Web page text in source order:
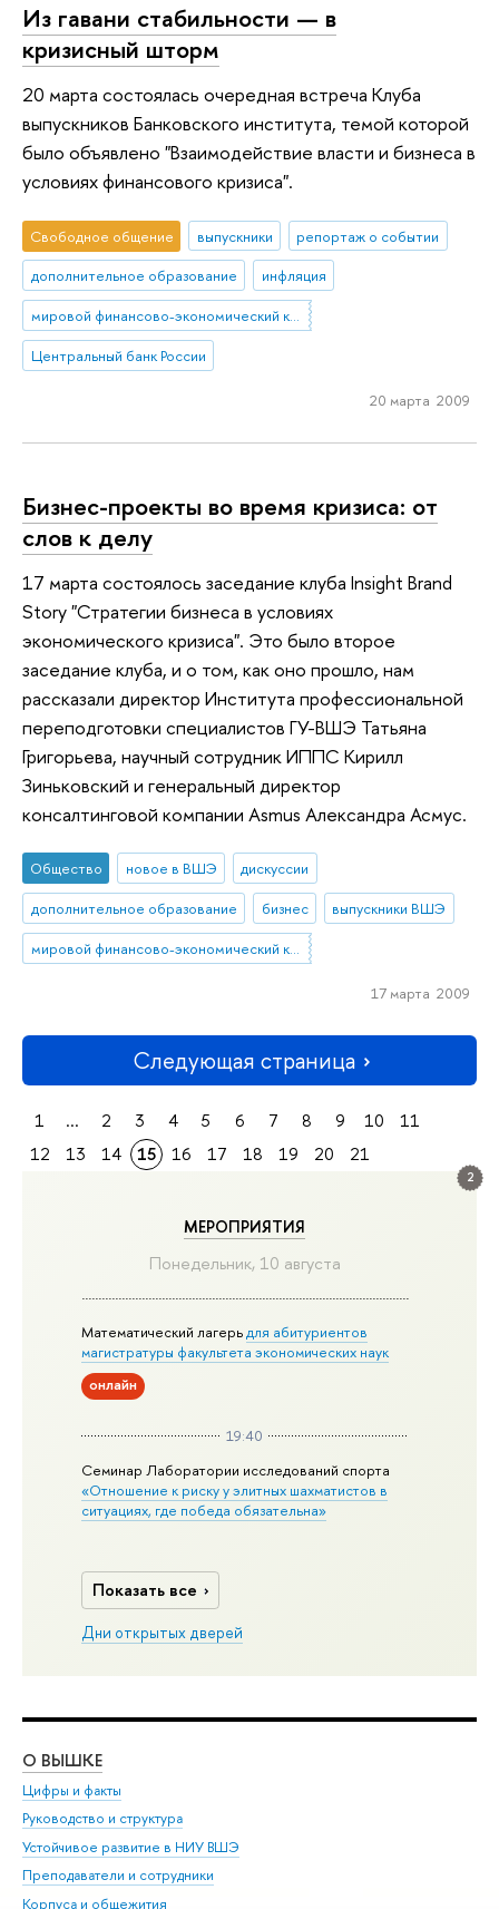
2
МЕРОПРИЯТИЯ
Понедельник, 10 августа
Математический лагерьдля абитуриентов
магистратуры факультета экономических наук
онлайн
19:40
Семинар Лаборатории исследований спорта
«Отношение к риску у элитных шахматистов в
ситуациях, где победа обязательна»
Показать все
Дни открытых дверей
Из гавани стабильности — в
кризисный шторм
20 марта состоялась очередная встреча Клуба
выпускников Банковского института, темой которой
было объявлено "Взаимодействие власти и бизнеса в
условиях финансового кризиса".
Свободное общение выпускники
репортаж о событии
дополнительное образование
инфляция
мировой финансово-экономический кризис
Центральный банк России
20 марта 2009
Бизнес-проекты во время кризиса: от
слов к делу
17 марта состоялось заседание клуба Insight Brand
Story "Стратегии бизнеса в условиях
экономического кризиса". Это было второе
заседание клуба, и о том, как оно прошло, нам
рассказали директор Института профессиональной
переподготовки специалистов ГУ-ВШЭ Татьяна
Григорьева, научный сотрудник ИППС Кирилл
Зиньковский и генеральный директор
консалтинговой компании Asmus Александра Асмус.
Общество новое в ВШЭ
дискуссии
дополнительное образование
бизнес
выпускники ВШЭ
мировой финансово-экономический кризис
17 марта 2009
Следующая страница
1 ... 2 3 4 5 6 7 8 9 10
11
12
13 14 15 16 17 18 19 20 21
О ВЫШКЕ
Цифры и факты
Руководство и структура
Устойчивое развитие в НИУ ВШЭ
Преподаватели и сотрудники
Корпуса и общежития